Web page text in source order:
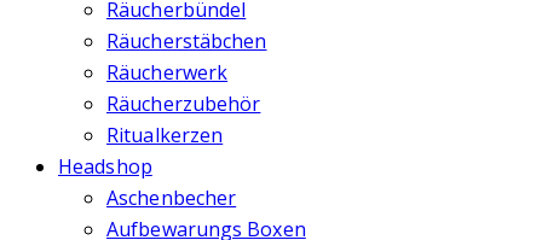
Räucherbündel
Räucherstäbchen
Räucherwerk
Räucherzubehör
Ritualkerzen
Headshop
Aschenbecher
Aufbewarungs Boxen